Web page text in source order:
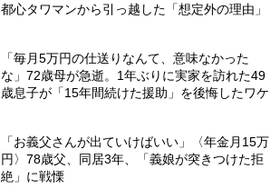
都心タワマンから引っ越した「想定外の理由」
「毎月5万円の仕送りなんて、意味なかった
な」72歳母が急逝。1年ぶりに実家を訪れた49
歳息子が「15年間続けた援助」を後悔したワケ
「お義父さんが出ていけばいい」〈年金月15万
円〉78歳父、同居3年、「義娘が突きつけた拒
絶」に戦慄